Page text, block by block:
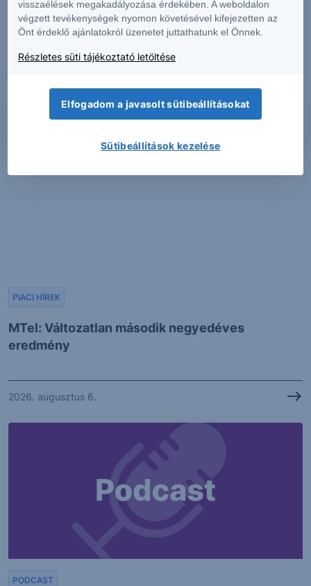
dokumentumban foglaltak – teljes vagy részleges – felhasználása,
többszörözése, publikálása, átdolgozása, terjesztése kizárólag a Társaság
előzetes írásos engedélyével lehetséges. A jelen dokumentumban foglaltak
Dokumentumok – Erste Marketoldalon, illetve a Társaság ügyletek előtti
MTel: Változatlan második negyedéves
eredmény
PIACI HÍREK
2026. augusztus 6.
PODCAST
visszaélések megakadályozása érdekében. A weboldalon
végzett tevékenységek nyomon követésével kifejezetten az
Önt érdeklő ajánlatokról üzenetet juttathatunk el Önnek.
Részletes süti tájékoztató letöltése
Elfogadom a javasolt sütibeállításokat
Sütibeállítások kezelése